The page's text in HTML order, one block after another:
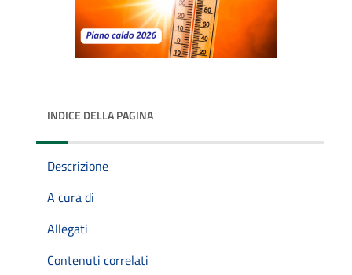
INDICE DELLA PAGINA
Descrizione
A cura di
Allegati
Contenuti correlati